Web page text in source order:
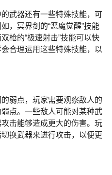
武器还有一些特殊技能，可
，冥界剑的“恶魔觉醒”技能
枪的“极速射击”技能可以快
合理运用这些特殊技能，以
弱点，玩家需要观察敌人的
点。一些敌人可能对某种武
击能够造成更大的伤害。玩
换武器来进行攻击，以便更